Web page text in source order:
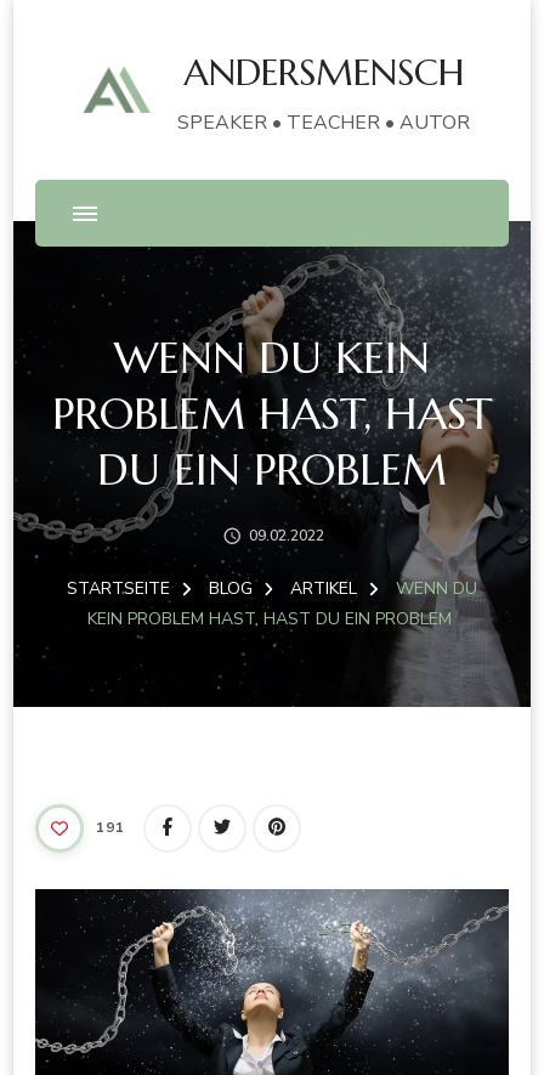
ANDERSMENSCH
SPEAKER • TEACHER • AUTOR
WENN DU KEIN
PROBLEM HAST, HAST
DU EIN PROBLEM
09.02.2022
STARTSEITE BLOG ARTIKEL
WENN DU
KEIN PROBLEM HAST, HAST DU EIN PROBLEM
191